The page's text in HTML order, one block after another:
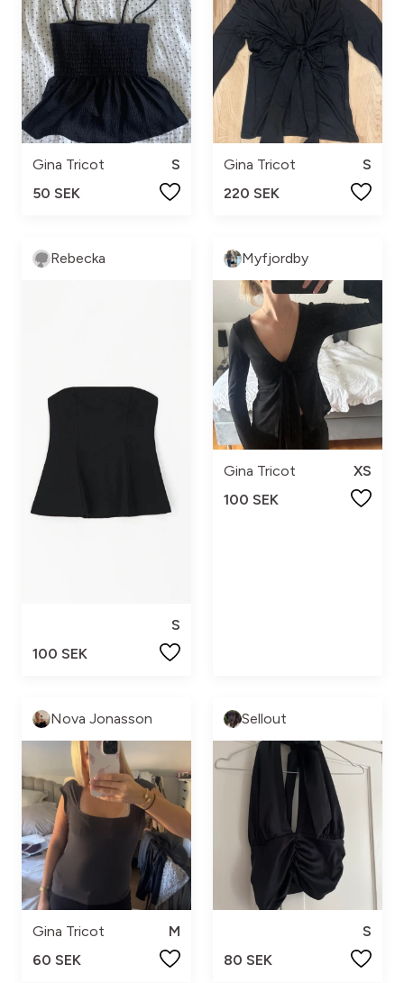
Gina Tricot
S
50 SEK
Gina Tricot
S
220 SEK
Rebecka
S
100 SEK
Myfjordby
Gina Tricot
XS
100 SEK
Nova Jonasson
Gina Tricot
M
60 SEK
Sellout
S
80 SEK